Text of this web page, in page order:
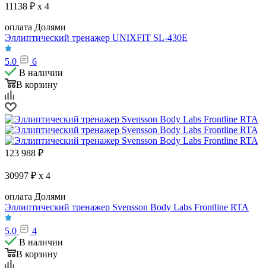
11138 ₽ x 4
оплата Долями
Эллиптический тренажер UNIXFIT SL-430E
5.0
6
В наличии
В корзину
123 988 ₽
30997 ₽ x 4
оплата Долями
Эллиптический тренажер Svensson Body Labs Frontline RTA
5.0
4
В наличии
В корзину